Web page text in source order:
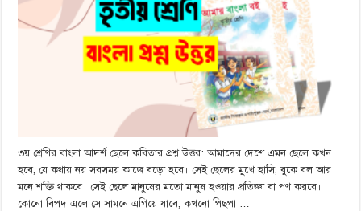
৩য় শ্রেণির বাংলা আদর্শ ছেলে কবিতার প্রশ্ন উত্তর: আমাদের দেশে এমন ছেলে কখন
হবে, যে কথায় নয় সবসময় কাজে বড়ো হবে। সেই ছেলের মুখে হাসি, বুকে বল আর
মনে শক্তি থাকবে। সেই ছেলে মানুষের মতো মানুষ হওয়ার প্রতিজ্ঞা বা পণ করবে।
কোনো বিপদ এলে সে সামনে এগিয়ে যাবে, কখনো পিছপা …